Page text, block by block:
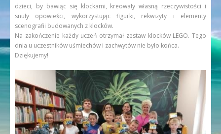
dzieci, by bawiąc się klockami, kreowały własną rzeczywistości i
snuły opowieści, wykorzystując figurki, rekwizyty i elementy
scenografii budowanych z klocków.
Na zakończenie każdy uczeń otrzymał zestaw klocków LEGO. Tego
dnia u uczestników uśmiechów i zachwytów nie było końca.
Dziękujemy!